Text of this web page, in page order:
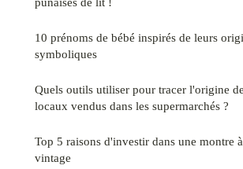
10 prénoms de bébé inspirés de leurs
symboliques
Quels outils utiliser pour tracer l'origine
locaux vendus dans les supermarchés ?
Top 5 raisons d'investir dans une montre
vintage